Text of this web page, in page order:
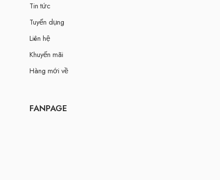
Tin tức
Tuyển dụng
Liên hệ
Khuyến mãi
Hàng mới về
FANPAGE